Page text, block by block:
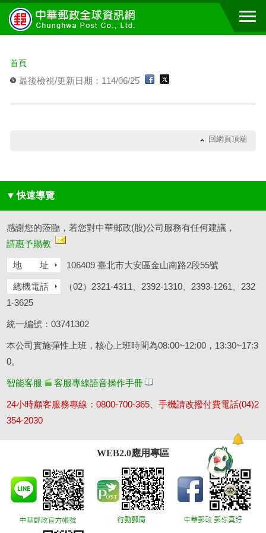
跳到主要內容區塊
首頁
最後檢視/更新日期：114/06/25
回網頁頂端
▼ 快速導覽
感謝您的蒞臨，若您對中華郵政(股)公司服務有任何建議，
請惠予賜教
地 址 106409 臺北市大安區金山南路2段55號
總機電話
（02）2321-4311、2392-1310、2393-1261、232
1-3625
統一編號：03741302
本公司實施彈性上班，核心上班時間為08:00~12:00，13:30~17:3
0。
智能客服 客服專線語音操作手冊
24小時顧客服務專線：0800-700-365、手機請改撥付費電話(04)2
354-2030
WEB2.0應用專區